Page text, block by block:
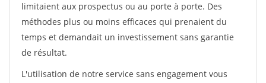
limitaient aux prospectus ou au porte à porte. Des
méthodes plus ou moins efficaces qui prenaient du
temps et demandait un investissement sans garantie
de résultat.
L'utilisation de notre service sans engagement vous